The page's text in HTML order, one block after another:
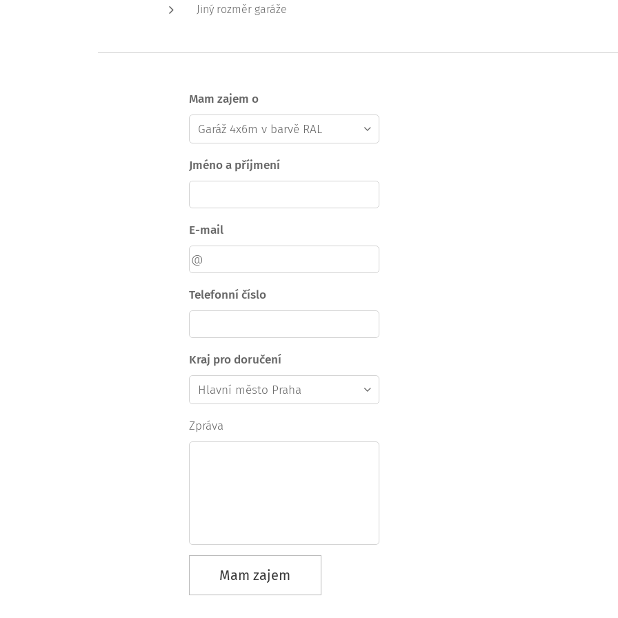
Jiný rozměr garáže
Mam zajem o
Jméno a příjmení
E-mail
Telefonní číslo
Kraj pro doručení
Zpráva
Mam zajem